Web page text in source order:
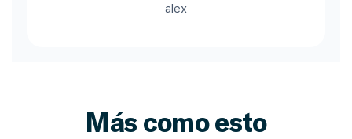
alex
Más como esto